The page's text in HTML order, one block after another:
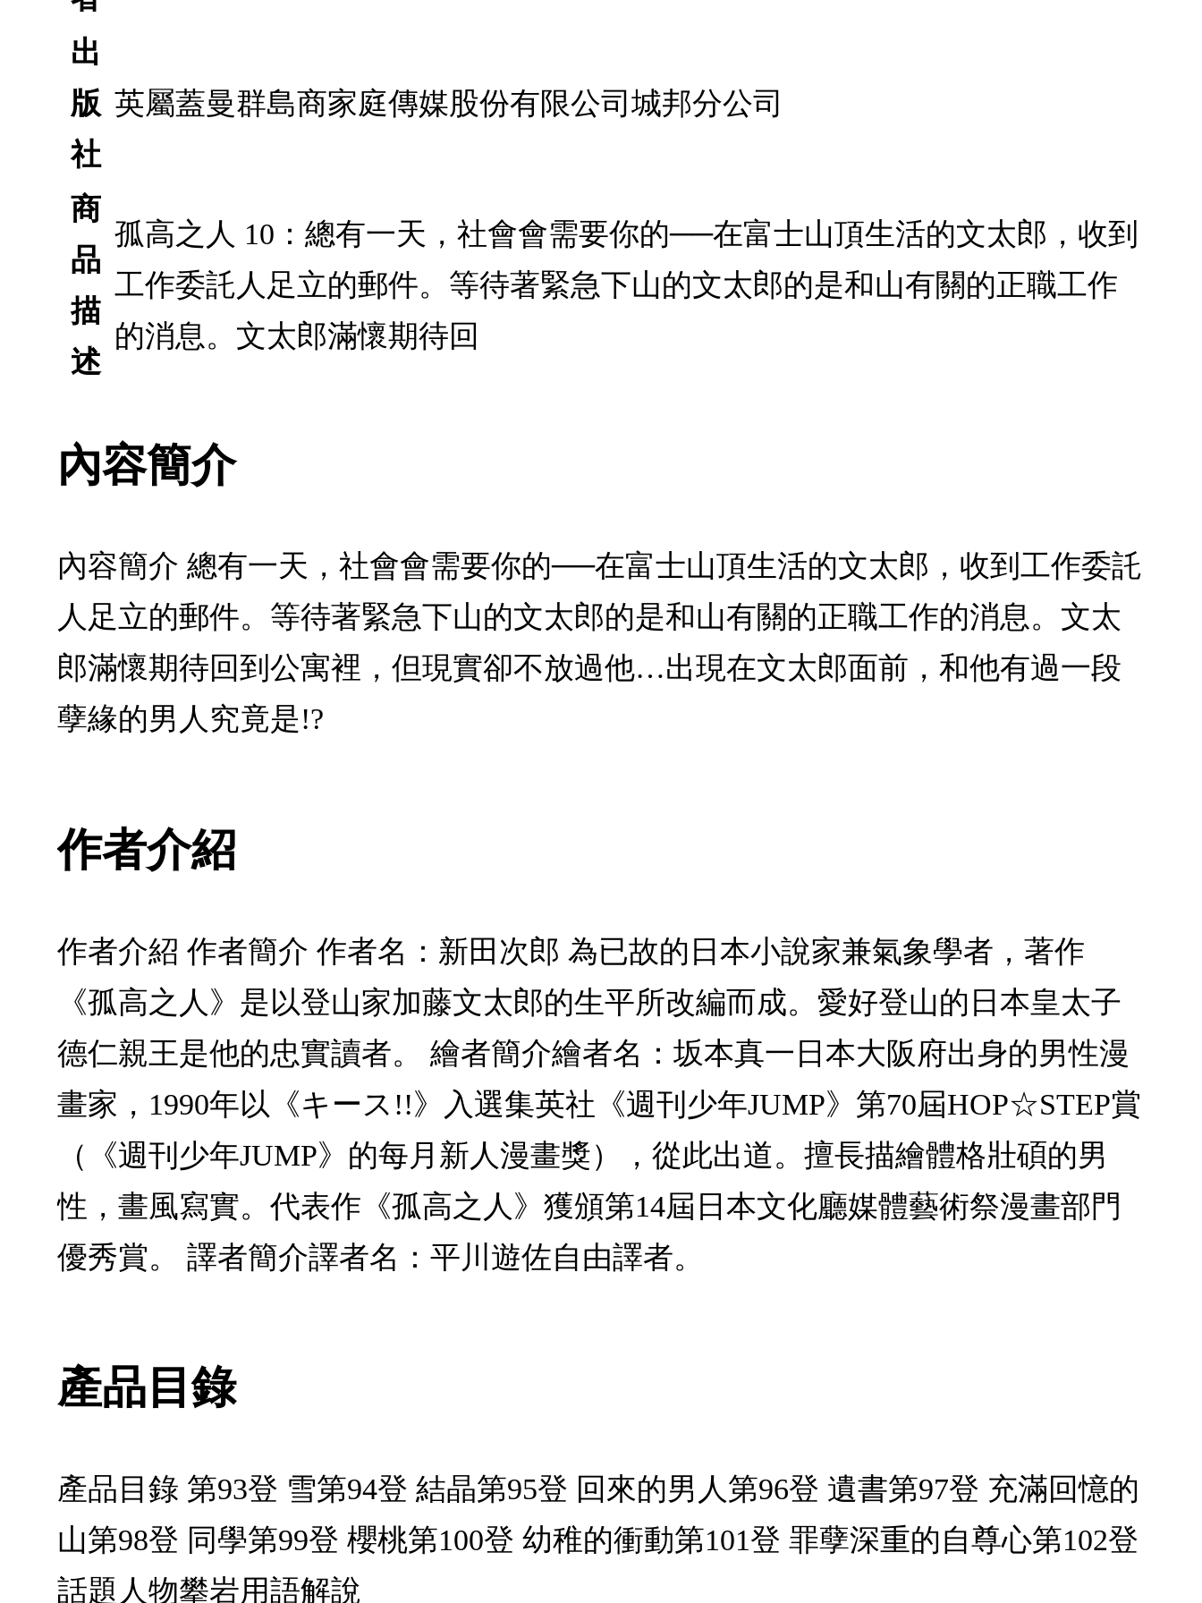
出
版
社
英屬蓋曼群島商家庭傳媒股份有限公司城邦分公司
商
品
描
述
孤高之人 10：總有一天，社會會需要你的──在富士山頂生活的文太郎，收到
工作委託人足立的郵件。等待著緊急下山的文太郎的是和山有關的正職工作
的消息。文太郎滿懷期待回
內容簡介
內容簡介 總有一天，社會會需要你的──在富士山頂生活的文太郎，收到工作委託
人足立的郵件。等待著緊急下山的文太郎的是和山有關的正職工作的消息。文太
郎滿懷期待回到公寓裡，但現實卻不放過他…出現在文太郎面前，和他有過一段
孽緣的男人究竟是!?
作者介紹
作者介紹 作者簡介 作者名：新田次郎 為已故的日本小說家兼氣象學者，著作
《孤高之人》是以登山家加藤文太郎的生平所改編而成。愛好登山的日本皇太子
德仁親王是他的忠實讀者。 繪者簡介繪者名：坂本真一日本大阪府出身的男性漫
畫家，1990年以《キース!!》入選集英社《週刊少年JUMP》第70屆HOP☆STEP賞
（《週刊少年JUMP》的每月新人漫畫獎），從此出道。擅長描繪體格壯碩的男
性，畫風寫實。代表作《孤高之人》獲頒第14屆日本文化廳媒體藝術祭漫畫部門
優秀賞。 譯者簡介譯者名：平川遊佐自由譯者。
產品目錄
產品目錄 第93登 雪第94登 結晶第95登 回來的男人第96登 遺書第97登 充滿回憶的
山第98登 同學第99登 櫻桃第100登 幼稚的衝動第101登 罪孽深重的自尊心第102登
話題人物攀岩用語解說